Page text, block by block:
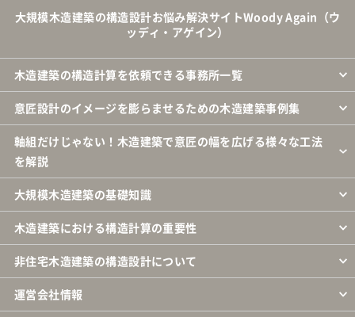
大規模木造建築の構造設計お悩み解決サイトWoody Again（ウ
ッディ・アゲイン）
木造建築の構造計算を依頼できる事務所一覧
意匠設計のイメージを膨らませるための木造建築事例集
軸組だけじゃない！木造建築で意匠の幅を広げる様々な工法
を解説
大規模木造建築の基礎知識
木造建築における構造計算の重要性
非住宅木造建築の構造設計について
運営会社情報